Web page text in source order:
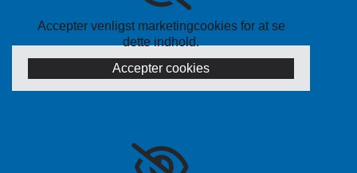
Accepter venligst marketingcookies for at se
dette indhold.
Accepter cookies